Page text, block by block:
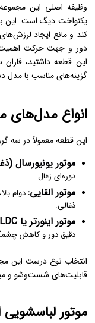
وظیفه اصلی این
یکنواخت دیگ است. این
کند و مانع ایجاد
دور و جهت حرکت اهمیت
این قطعه داشتید،
گزینه‌های مناسب با مدل
انواع مدل‌های
این قطعه معمولاً در سه
موتور یونیورسال
دوره‌ای زغال.
موتور القایی:دوام
ذغالی.
موتور اینورتر یا BLDC:
دقیق دور و کاهش
انتخاب نوع درست این
قابلیت‌های شست‌وشو و
موتور